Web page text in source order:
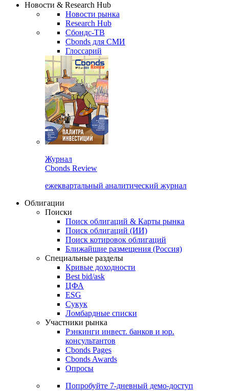
Новости & Research Hub
Новости рынка
Research Hub
Сбондс-ТВ
Cbonds для СМИ
Глоссарий
Журнал
Cbonds Review
ежеквартальный аналитический журнал
Облигации
Поиски
Поиск облигаций & Карты рынка
Поиск облигаций (ИИ)
Поиск котировок облигаций
Ближайшие размещения (Россия)
Специальные разделы
Кривые доходности
Best bid/ask
ЦФА
ESG
Сукук
Ломбардные списки
Участники рынка
Рэнкинги инвест. банков и юр.
консультантов
Cbonds Pages
Cbonds Awards
Опросы
Попробуйте 7-дневный демо-доступ